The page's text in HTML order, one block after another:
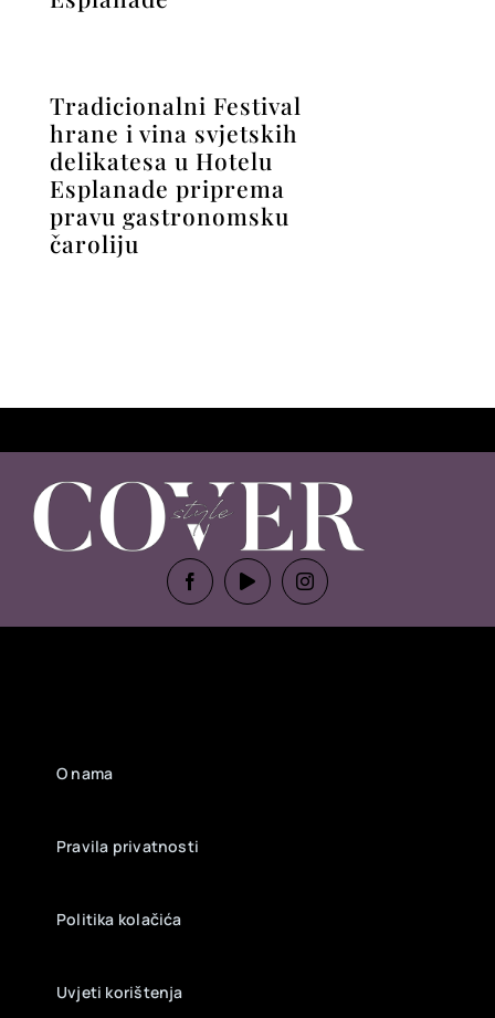
Tradicionalni Festival
hrane i vina svjetskih
delikatesa u Hotelu
Esplanade priprema
pravu gastronomsku
čaroliju
O nama
Pravila privatnosti
Politika kolačića
Uvjeti korištenja